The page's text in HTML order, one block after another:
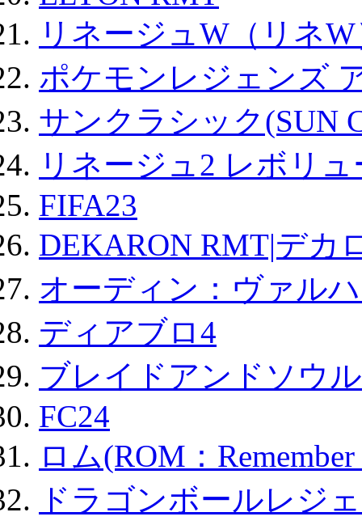
リネージュW（リネ
ポケモンレジェンズ
サンクラシック(SUN
リネージュ2 レボリ
FIFA23
DEKARON RMT|デカ
オーディン：ヴァル
ディアブロ4
ブレイドアンドソウ
FC24
ロム(ROM：
ドラゴンボールレジ